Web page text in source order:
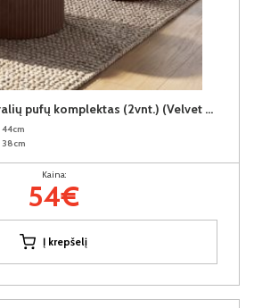
MONTEX (II gr.) apvalių pufų komplektas (2vnt.) (Velvet #77 Tamsiai rudas)
44cm
38cm
Kaina:
54€
Į krepšelį